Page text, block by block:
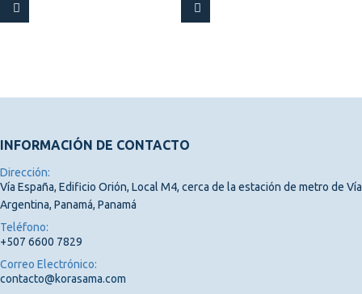
INFORMACIÓN DE CONTACTO
Dirección:
Vía España, Edificio Orión, Local M4, cerca de la estación de metro de Vía
Argentina, Panamá, Panamá
Teléfono:
+507 6600 7829
Correo Electrónico:
contacto@korasama.com